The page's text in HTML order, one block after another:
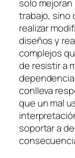
solo
trabajo, sino
realizar
diseños y
complejos
de resistir a
conlleva
que un mal
soportar a